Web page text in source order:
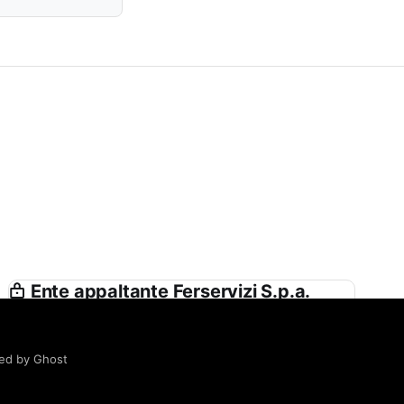
Ente appaltante Ferservizi S.p.a.
Dello Stato Italiane S.p.a.) in Nome e
by Ghost